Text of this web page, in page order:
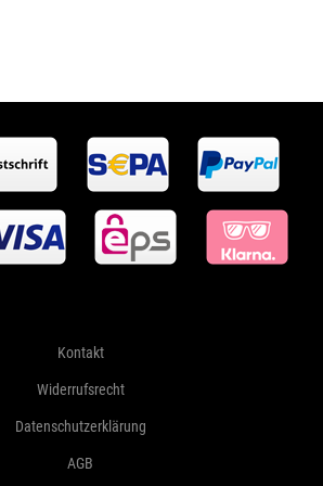
Kontakt
Widerrufsrecht
Datenschutzerklärung
AGB